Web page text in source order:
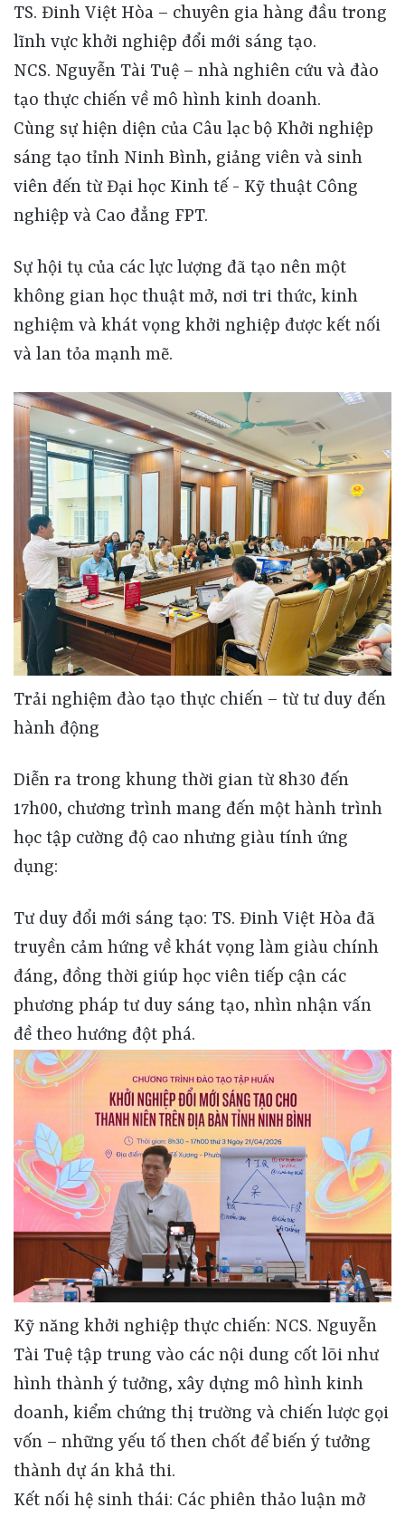
TS. Đinh Việt Hòa – chuyên gia hàng đầu trong
lĩnh vực khởi nghiệp đổi mới sáng tạo.
NCS. Nguyễn Tài Tuệ – nhà nghiên cứu và đào
tạo thực chiến về mô hình kinh doanh.
Cùng sự hiện diện của Câu lạc bộ Khởi nghiệp
sáng tạo tỉnh Ninh Bình, giảng viên và sinh
viên đến từ Đại học Kinh tế - Kỹ thuật Công
nghiệp và Cao đẳng FPT.
Sự hội tụ của các lực lượng đã tạo nên một
không gian học thuật mở, nơi tri thức, kinh
nghiệm và khát vọng khởi nghiệp được kết nối
và lan tỏa mạnh mẽ.
Trải nghiệm đào tạo thực chiến – từ tư duy đến
hành động
Diễn ra trong khung thời gian từ 8h30 đến
17h00, chương trình mang đến một hành trình
học tập cường độ cao nhưng giàu tính ứng
dụng:
Tư duy đổi mới sáng tạo: TS. Đinh Việt Hòa đã
truyền cảm hứng về khát vọng làm giàu chính
đáng, đồng thời giúp học viên tiếp cận các
phương pháp tư duy sáng tạo, nhìn nhận vấn
đề theo hướng đột phá.
Kỹ năng khởi nghiệp thực chiến: NCS. Nguyễn
Tài Tuệ tập trung vào các nội dung cốt lõi như
hình thành ý tưởng, xây dựng mô hình kinh
doanh, kiểm chứng thị trường và chiến lược gọi
vốn – những yếu tố then chốt để biến ý tưởng
thành dự án khả thi.
Kết nối hệ sinh thái: Các phiên thảo luận mở